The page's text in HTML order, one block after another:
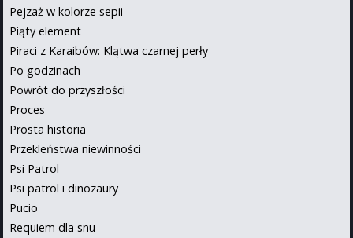
Pejzaż w kolorze sepii
Piąty element
Piraci z Karaibów: Klątwa czarnej perły
Po godzinach
Powrót do przyszłości
Proces
Prosta historia
Przekleństwa niewinności
Psi Patrol
Psi patrol i dinozaury
Pucio
Requiem dla snu